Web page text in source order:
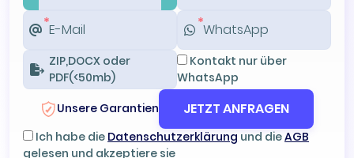
ZIP,DOCX oder
PDF(<50mb)
Kontakt nur über
WhatsApp
Unsere Garantien
JETZT ANFRAGEN
Ich habe die Datenschutzerklärung und dieAGB
gelesen und akzeptiere sie